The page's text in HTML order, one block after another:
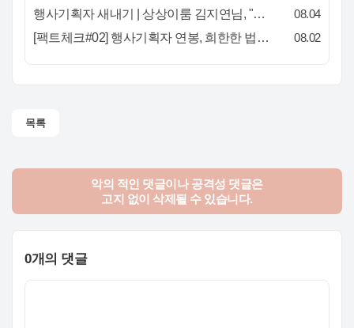
행사기획자 새내기 | 상상이룸 김지연님, "내 맘대로, 내 뜻대로 행사를 만든다
08.04
[팩트체크#02] 행사기획자 연봉, 희한한 법칙~ '첨에는 비실, 3년만 지나면 튼실'
08.02
목록
악의 적인 댓글이나 공격성 댓글은
고지 없이 삭제될 수 있습니다.
0개의 댓글